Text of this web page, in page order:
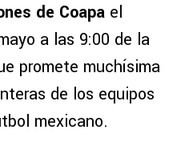
de Coapa el
a las 9:00 de la
promete muchísima
de los equipos
mexicano.